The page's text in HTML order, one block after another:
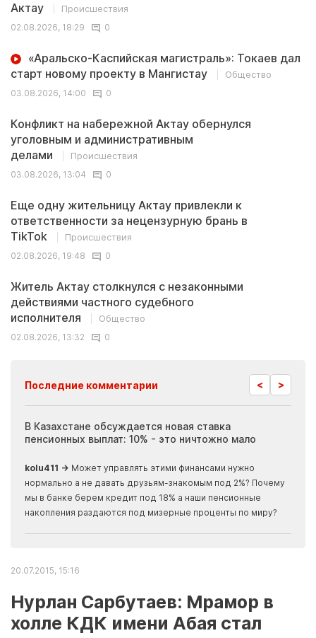
Актау
Происшествия
02.08.2026, 18:29
0
«Аральско-Каспийская магистраль»: Токаев дал
старт новому проекту в Мангистау
Общество
03.08.2026, 14:00
0
Конфликт на набережной Актау обернулся
уголовным и административным
делами
Происшествия
03.08.2026, 13:04
0
Еще одну жительницу Актау привлекли к
ответственности за нецензурную брань в
TikTok
Происшествия
02.08.2026, 19:48
0
Житель Актау столкнулся с незаконными
действиями частного судебного
исполнителя
Общество
02.08.2026, 13:32
0
Последние комментарии < >
В Казахстане обсуждается новая ставка
пенсионных выплат: 10% - это ничтожно мало
kolu411 → Может управлять этими финансами нужно
нормально а не давать друзьям-знакомым под 2%? Почему
мы в банке берем кредит под 18% а наши пенсионные
накопления раздаются под мизерные проценты по миру?
20.07.2015, 15:16
Нурлан Сарбутаев: Мрамор в
холле КДК имени Абая стал